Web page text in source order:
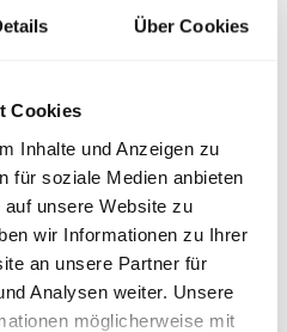
Über Cookies
Cookies
Inhalte und Anzeigen zu
für soziale Medien anbieten
unsere Website zu
wir Informationen zu Ihrer
an unsere Partner für
Analysen weiter. Unsere
möglicherweise mit